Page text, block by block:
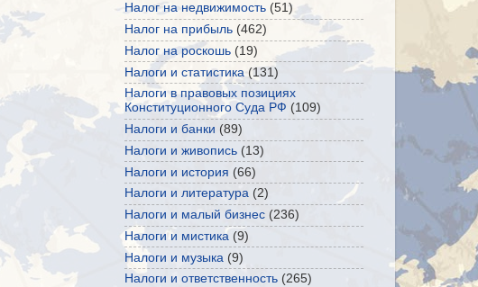
Налог на недвижимость (51)
Налог на прибыль (462)
Налог на роскошь (19)
Налоги и статистика (131)
Налоги в правовых позициях
Конституционного Суда РФ (109)
Налоги и банки (89)
Налоги и живопись (13)
Налоги и история (66)
Налоги и литература (2)
Налоги и малый бизнес (236)
Налоги и мистика (9)
Налоги и музыка (9)
Налоги и ответственность (265)